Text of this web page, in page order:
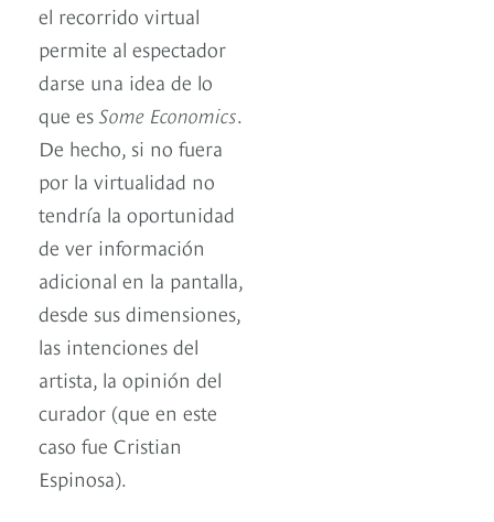
el recorrido virtual
permite al espectador
darse una idea de lo
que es Some Economics.
De hecho, si no fuera
por la virtualidad no
tendría la oportunidad
de ver información
adicional en la pantalla,
desde sus dimensiones,
las intenciones del
artista, la opinión del
curador (que en este
caso fue Cristian
Espinosa).